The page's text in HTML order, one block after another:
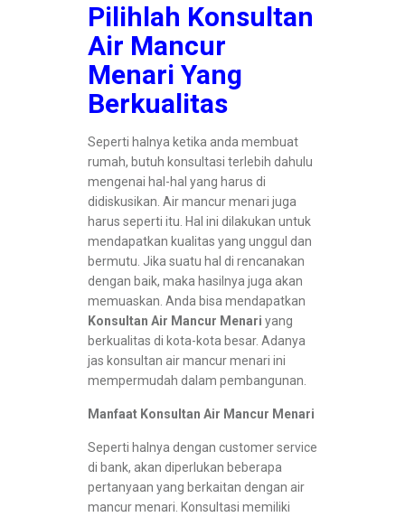
Pilihlah Konsultan
Air Mancur
Menari Yang
Berkualitas
Seperti halnya ketika anda membuat
rumah, butuh konsultasi terlebih dahulu
mengenai hal-hal yang harus di
didiskusikan. Air mancur menari juga
harus seperti itu. Hal ini dilakukan untuk
mendapatkan kualitas yang unggul dan
bermutu. Jika suatu hal di rencanakan
dengan baik, maka hasilnya juga akan
memuaskan. Anda bisa mendapatkan
Konsultan Air Mancur Menari yang
berkualitas di kota-kota besar. Adanya
jas konsultan air mancur menari ini
mempermudah dalam pembangunan.
Manfaat Konsultan Air Mancur Menari
Seperti halnya dengan customer service
di bank, akan diperlukan beberapa
pertanyaan yang berkaitan dengan air
mancur menari. Konsultasi memiliki